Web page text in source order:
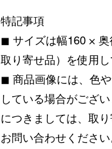
特記事項
◼︎ サイズは幅160 ×
取り寄せ品）を使用し
◼︎ 商品画像には、色
している場合がござ
につきましては、取
お問い合わせください